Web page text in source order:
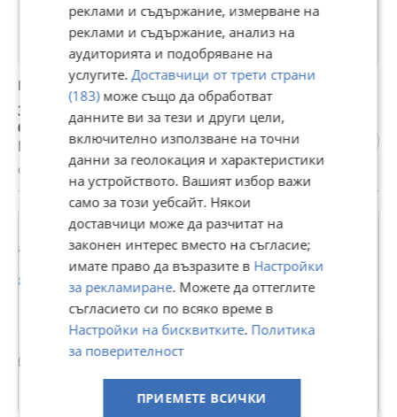
Продава ПАРЦЕЛ, с. Кочево, област Пловдив
35 000 €
68 454,05 лв
Не се начислява ДДС
с. Кочево, Пловдив, 27 юли
реклами и съдържание, измерване на
реклами и съдържание, анализ на
аудиторията и подобряване на
услугите. Доставчици от трети страни
(183)може също да обработват
данните ви за тези и други цели,
включително използване на точни
данни за геолокация и характеристики
на устройството. Вашият избор важи
само за този уебсайт. Някои
доставчици може да разчитат на
законен интерес вместо на съгласие;
имате право да възразите в Настройки
за рекламиране. Можете да оттеглите
съгласието си по всяко време в
Настройки на бисквитките. Политика
за поверителност
ПРИЕМЕТЕ ВСИЧКИ